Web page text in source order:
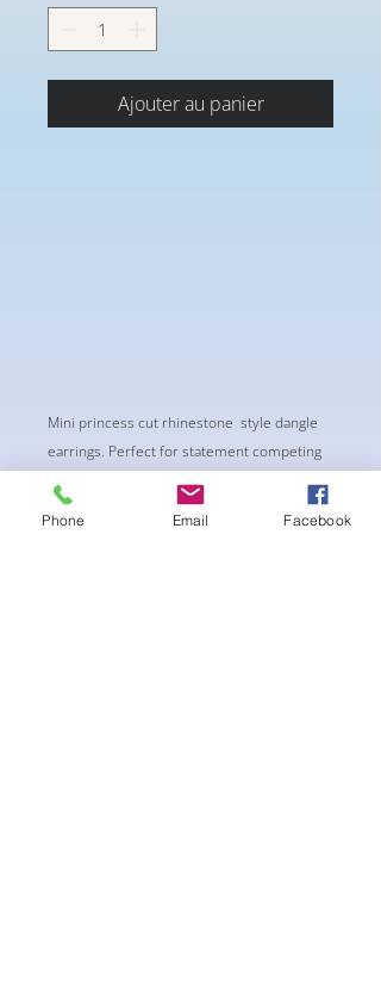
Ajouter au panier
Mini princess cut rhinestone style dangle
earrings. Perfect for statement competing
jewelry
Phone Email Facebook